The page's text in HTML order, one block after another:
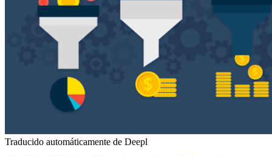
Traducido automáticamente de Deepl